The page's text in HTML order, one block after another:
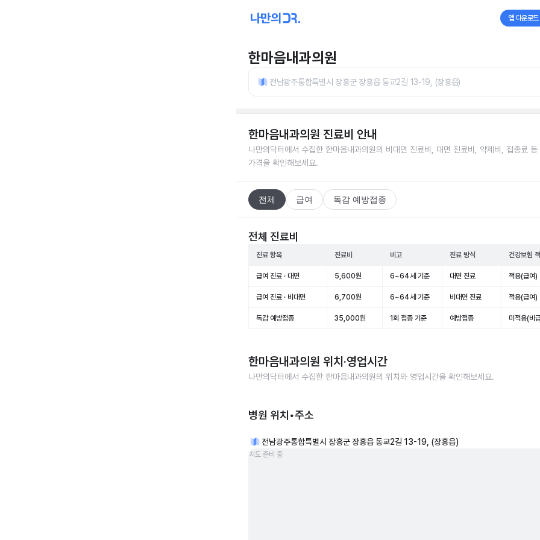
앱 다운로드
한마음내과의원
전남광주통합특별시 장흥군 장흥읍 동교2길 13-19, (장흥읍)
한마음내과의원 진료비 안내
나만의닥터에서 수집한 한마음내과의원의 비대면 진료비, 대면 진료비, 약제비, 접종료 등
가격을 확인해보세요.
전체 급여 독감 예방접종
전체 진료비
진료 항목 진료비 비고 진료 방식 건강보험
급여 진료 · 대면 5,600원 6~64세 기준 대면 진료 적용(급여)
급여 진료 · 비대면 6,700원 6~64세 기준 비대면 진료 적용(급여)
독감 예방접종 35,000원 1회 접종 기준 예방접종 미적용(비
한마음내과의원 위치·영업시간
나만의닥터에서 수집한 한마음내과의원의 위치와 영업시간을 확인해보세요.
병원 위치•주소
전남광주통합특별시 장흥군 장흥읍 동교2길 13-19, (장흥읍)
지도 준비 중